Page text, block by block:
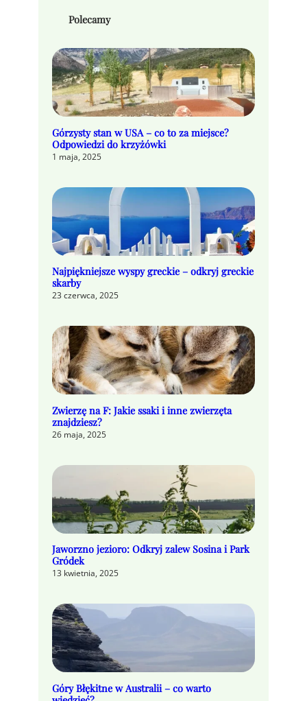
Polecamy
Górzysty stan w USA – co to za miejsce?
Odpowiedzi do krzyżówki
1 maja, 2025
Najpiękniejsze wyspy greckie – odkryj greckie
skarby
23 czerwca, 2025
Zwierzę na F: Jakie ssaki i inne zwierzęta
znajdziesz?
26 maja, 2025
Jaworzno jezioro: Odkryj zalew Sosina i Park
Gródek
13 kwietnia, 2025
Góry Błękitne w Australii – co warto